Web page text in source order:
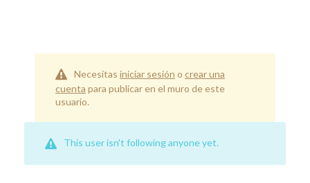
Necesitas iniciar sesión o crear una
cuenta para publicar en el muro de este
usuario.
This user isn't following anyone yet.